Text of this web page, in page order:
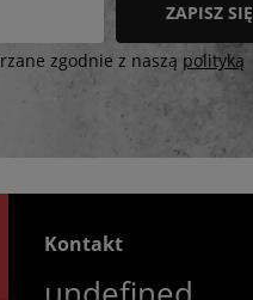
ZAPISZ SIĘ
zgodnie z naszą polityką
Kontakt